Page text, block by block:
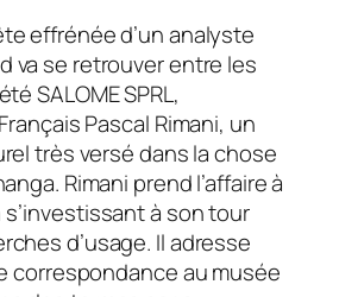
effrénée d’un analyste
va se retrouver entre les
SALOME SPRL,
Pascal Rimani, un
très versé dans la chose
Rimani prend l’affaire à
à son tour
d’usage. Il adresse
correspondance au musée